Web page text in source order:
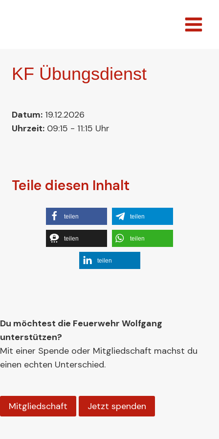
KF Übungsdienst
Datum: 19.12.2026
Uhrzeit: 09:15 - 11:15 Uhr
Teile diesen Inhalt
teilen teilen
teilen teilen
teilen
Du möchtest die Feuerwehr Wolfgang
unterstützen?
Mit einer Spende oder Mitgliedschaft machst du
einen echten Unterschied.
Mitgliedschaft Jetzt spenden